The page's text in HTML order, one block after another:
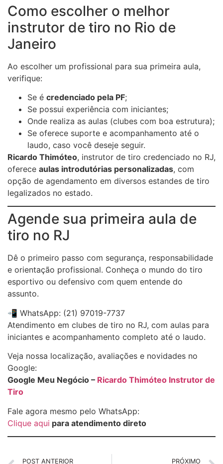
Como escolher o melhor
instrutor de tiro no Rio de
Janeiro
Ao escolher um profissional para sua primeira aula,
verifique:
Se é credenciado pela PF;
Se possui experiência com iniciantes;
Onde realiza as aulas (clubes com boa estrutura);
Se oferece suporte e acompanhamento até o
laudo, caso você deseje seguir.
Ricardo Thimóteo, instrutor de tiro credenciado no RJ,
oferece aulas introdutórias personalizadas, com
opção de agendamento em diversos estandes de tiro
legalizados no estado.
Agende sua primeira aula de
tiro no RJ
Dê o primeiro passo com segurança, responsabilidade
e orientação profissional. Conheça o mundo do tiro
esportivo ou defensivo com quem entende do
assunto.
📲 WhatsApp: (21) 97019-7737
Atendimento em clubes de tiro no RJ, com aulas para
iniciantes e acompanhamento completo até o laudo.
Veja nossa localização, avaliações e novidades no
Google:
Google Meu Negócio – Ricardo Thimóteo Instrutor de
Tiro
Fale agora mesmo pelo WhatsApp:
Clique aqui para atendimento direto
POST ANTERIOR PRÓXIMO